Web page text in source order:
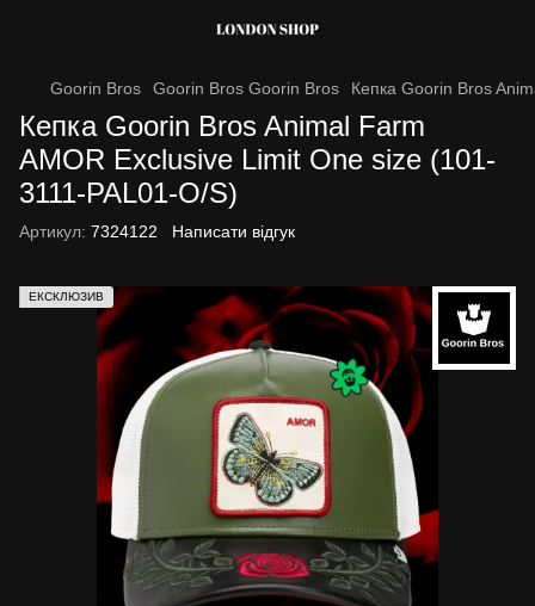
Goorin Bros Goorin Bros Goorin Bros Кепка Goorin Bros
Кепка Goorin Bros Animal Farm
AMOR Exclusive Limit One size (101-
3111-PAL01-O/S)
Артикул: 7324122 Написати відгук
ЕКСКЛЮЗИВ